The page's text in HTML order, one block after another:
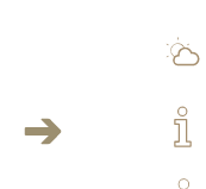
IL
IL